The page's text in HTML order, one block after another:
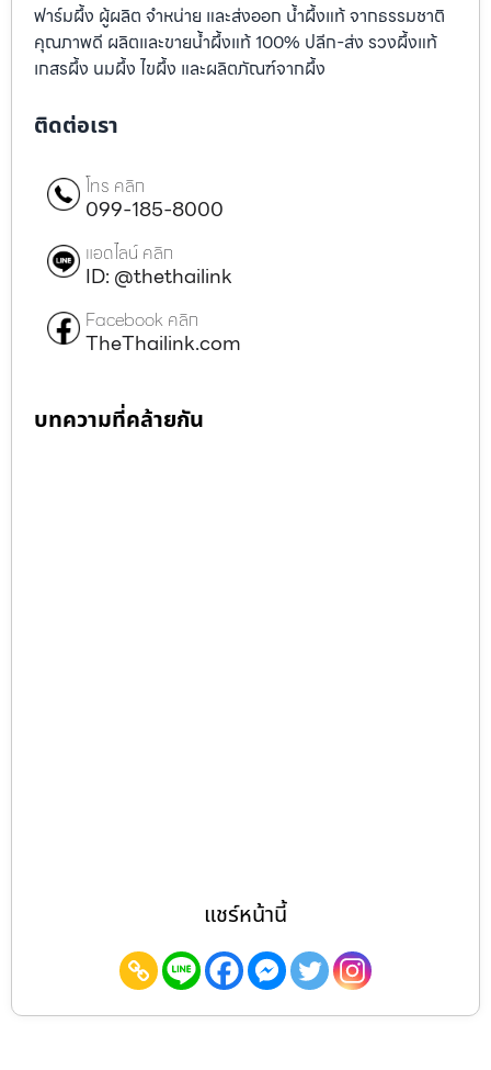
ฟาร์มผึ้ง ผู้ผลิต จำหน่าย และส่งออก น้ำผึ้งแท้ จากธรรมชาติ
คุณภาพดี ผลิตและขายน้ำผึ้งแท้ 100% ปลีก-ส่ง รวงผึ้งแท้
เกสรผึ้ง นมผึ้ง ไขผึ้ง และผลิตภัณฑ์จากผึ้ง
ติดต่อเรา
โทร คลิก
099-185-8000
แอดไลน์ คลิก
ID: @thethailink
Facebook คลิก
TheThailink.com
บทความที่คล้ายกัน
แชร์หน้านี้